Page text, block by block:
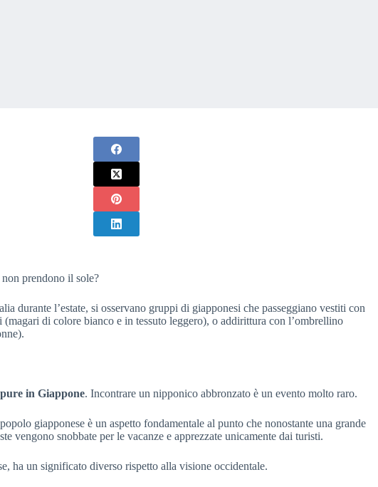
prendono il sole?
durante l’estate, si osservano gruppi di giapponesi che passeggiano vestiti con
di colore bianco e in tessuto leggero), o addirittura con l’ombrellino
in Giappone. Incontrare un nipponico abbronzato è un evento molto raro.
giapponese è un aspetto fondamentale al punto che nonostante una grande
vengono snobbate per le vacanze e apprezzate unicamente dai turisti.
ha un significato diverso rispetto alla visione occidentale.